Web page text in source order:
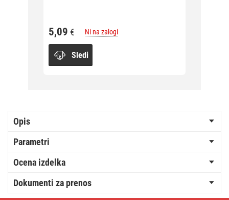
5,09 € Ni na zalogi
Sledi
Opis
Parametri
Ocena izdelka
Dokumenti za prenos